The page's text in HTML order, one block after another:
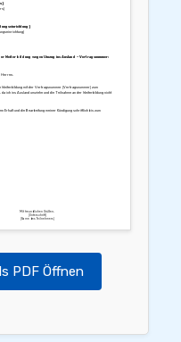
Weiterbildung wegen Umzug ins Ausland – Vertragsnummer:
Herren,
Weiterbildung mit der Vertragsnummer [Vertragsnummer] zum
ich ins Ausland umziehe und die Teilnahme an der Weiterbildung nicht
Erhalt und die Bearbeitung meiner Kündigung schriftlich bis zum
Mit freundlichen Grüßen,
[Unterschrift]
[Name des Teilnehmers]
PDF Öffnen